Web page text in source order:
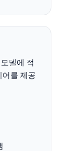
델에 적
어를 제공